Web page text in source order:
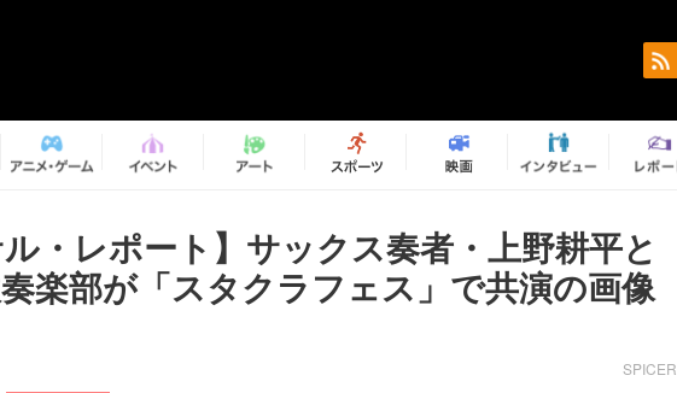
ル・レポート】サックス奏者・上野耕平と
楽部が「スタクラフェス」で共演の画像
SPICER